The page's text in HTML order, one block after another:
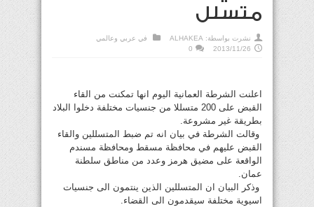
متسلل
نشرت بواسطة: ALHAKEA في عربي وعالمي
2013/11/26
0
اعلنت الشرطة العمانية اليوم انها تمكنت من القاء
القبض على 200 متسللا من جنسيات مختلفة دخلوا البلاد
بطريقة غير مشروعة.
وقالت الشرطة في بيان انه تم ضبط المتسللين والقاء
القبض عليهم في محافظة مسقط ومحافظة مسندم
الواقعة على مضيق هرمز وعدد من مناطق سلطنة
عمان.
وذكر البيان ان المتسللين الذين ينتمون الى جنسيات
اسيوية مختلفة سيقدمون الى القضاء.